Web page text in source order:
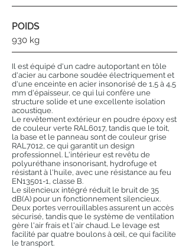
POIDS
930 kg
Il est équipé d'un cadre autoportant en tôle
d'acier au carbone soudée électriquement et
d'une enceinte en acier insonorisé de 1,5 à 4,5
mm d'épaisseur, ce qui lui confère une
structure solide et une excellente isolation
acoustique.
Le revêtement extérieur en poudre époxy est
de couleur verte RAL6017, tandis que le toit,
la base et le panneau sont de couleur grise
RAL7012, ce qui garantit un design
professionnel. L'intérieur est revêtu de
polyuréthane insonorisant, hydrofuge et
résistant à l'huile, avec une résistance au feu
EN13501-1, classe B.
Le silencieux intégré réduit le bruit de 35
dB(A) pour un fonctionnement silencieux.
Deux portes verrouillables assurent un accès
sécurisé, tandis que le système de ventilation
gère l'air frais et l'air chaud. Le levage est
facilité par quatre boulons à œil, ce qui facilite
le transport.